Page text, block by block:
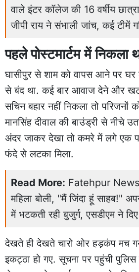
वाले इंटर कॉलेज की 16 वर्षीय
जीपी राय ने संभाली जांच, कई टीमें
पहले पोस्टमार्टम में निकला
घासीपुर से शाम को वापस आने पर
से बंद था. कई बार आवाज देने और
सचिन बहार नहीं निकला तो परिजनों
मानसिंह दीवाल की बाउंड्री से नीचे
अंदर जाकर देखा तो कमरे में लगे एक
फंदे से लटका मिला.
Read More: Fatehpur
महिला बोली, "मैं जिंदा हूं साहब!"
में भटकती रही बुजुर्ग, एसडीएम ने
देखते ही देखते चारो ओरहड़कंप मच
इकट्ठा हो गए.सूचना पर पहुंची पुलिस